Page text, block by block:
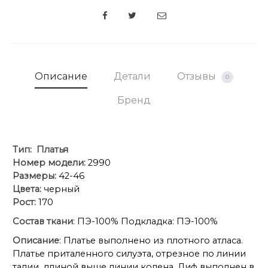
SHARE
Описание Детали Отзывы 0
Бренд
Тип:
Платья
Номер модели: 2990
Размеры: 42-46
Цвета: черный
Рост: 170
Состав ткани: ПЭ-100% Подкладка: ПЭ-100%
Описание: Платье выполнено из плотного атласа.
Платье приталенного силуэта, отрезное по линии